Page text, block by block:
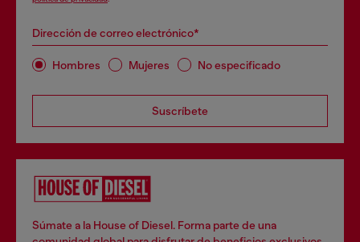
Dirección de correo electrónico*
Hombres Mujeres No especificado
Suscríbete
Súmate a la House of Diesel. Forma parte de una